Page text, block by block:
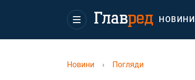
НОВИНИ
Новини › Погляди